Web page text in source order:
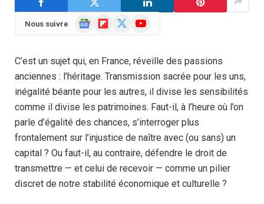
Nous suivre
GoogleFlipboard YouTube
C’est un sujet qui, en France, réveille des passions
anciennes : l’héritage. Transmission sacrée pour les uns,
inégalité béante pour les autres, il divise les sensibilités
comme il divise les patrimoines. Faut-il, à l’heure où l’on
parle d’égalité des chances, s’interroger plus
frontalement sur l’injustice de naître avec (ou sans) un
capital ? Ou faut-il, au contraire, défendre le droit de
transmettre — et celui de recevoir — comme un pilier
discret de notre stabilité économique et culturelle ?